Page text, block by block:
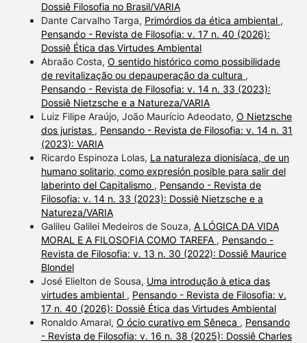
Dossiê Filosofia no Brasil/VARIA
Dante Carvalho Targa, Primórdios da ética ambiental ,
Pensando - Revista de Filosofia: v. 17 n. 40 (2026):
Dossiê Ética das Virtudes Ambiental
Abraão Costa, O sentido histórico como possibilidade
de revitalização ou depauperação da cultura ,
Pensando - Revista de Filosofia: v. 14 n. 33 (2023):
Dossiê Nietzsche e a Natureza/VARIA
Luiz Filipe Araújo, João Maurício Adeodato, O Nietzsche
dos juristas , Pensando - Revista de Filosofia: v. 14 n. 31
(2023): VARIA
Ricardo Espinoza Lolas, La naturaleza dionisíaca, de un
humano solitario, como expresión posible para salir del
laberinto del Capitalismo , Pensando - Revista de
Filosofia: v. 14 n. 33 (2023): Dossiê Nietzsche e a
Natureza/VARIA
Galileu Galilei Medeiros de Souza, A LÓGICA DA VIDA
MORAL E A FILOSOFIA COMO TAREFA , Pensando -
Revista de Filosofia: v. 13 n. 30 (2022): Dossiê Maurice
Blondel
José Elielton de Sousa, Uma introdução à etica das
virtudes ambiental , Pensando - Revista de Filosofia: v.
17 n. 40 (2026): Dossiê Ética das Virtudes Ambiental
Ronaldo Amaral, O ócio curativo em Sêneca , Pensando
- Revista de Filosofia: v. 16 n. 38 (2025): Dossiê Charles